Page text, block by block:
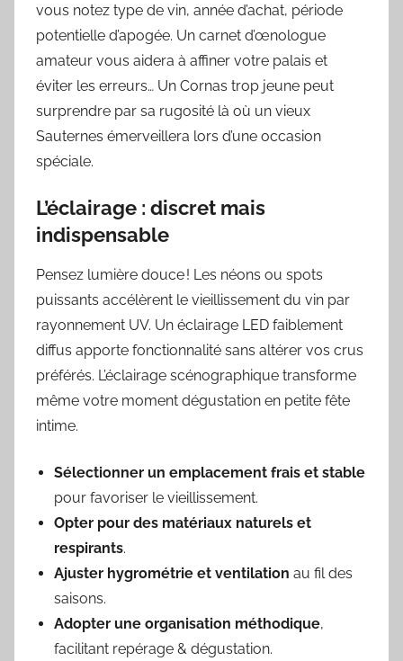
vous notez type de vin, année d’achat, période
potentielle d’apogée. Un carnet d’œnologue
amateur vous aidera à affiner votre palais et
éviter les erreurs… Un Cornas trop jeune peut
surprendre par sa rugosité là où un vieux
Sauternes émerveillera lors d’une occasion
spéciale.
L’éclairage : discret mais
indispensable
Pensez lumière douce ! Les néons ou spots
puissants accélèrent le vieillissement du vin par
rayonnement UV. Un éclairage LED faiblement
diffus apporte fonctionnalité sans altérer vos crus
préférés. L’éclairage scénographique transforme
même votre moment dégustation en petite fête
intime.
Sélectionner un emplacement frais et stable
pour favoriser le vieillissement.
Opter pour des matériaux naturels et
respirants.
Ajuster hygrométrie et ventilation au fil des
saisons.
Adopter une organisation méthodique,
facilitant repérage & dégustation.